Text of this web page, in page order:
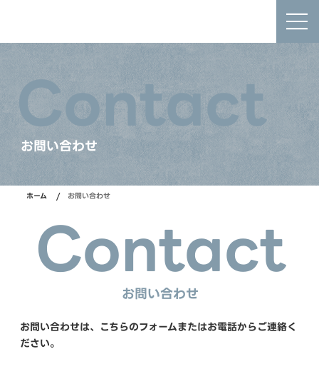
Contact
お問い合わせ
お問い合わせは、こちらのフォームまたはお電話からご連絡く
ださい。
ホーム / お問い合わせ
Contact
お問い合わせ